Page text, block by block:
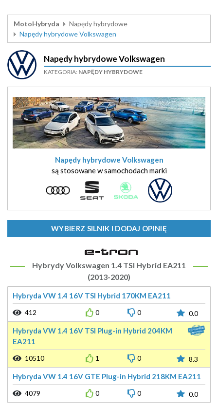
MotoHybryda
Napędy hybrydowe
Napędy hybrydowe Volkswagen
Napędy hybrydowe Volkswagen
KATEGORIA: NAPĘDY HYBRYDOWE
Napędy hybrydowe Volkswagen
są stosowane w samochodach marki
WYBIERZ SILNIK I DODAJ OPINIĘ
Hybrydy Volkswagen 1.4 TSI Hybrid EA211
(2013-2020)
Hybryda VW 1.4 16V TSI Hybrid 170KM EA211
412 0 0 0.0
Hybryda VW 1.4 16V TSI Plug-in Hybrid 204KM
EA211
10510 1 0 8.3
Hybryda VW 1.4 16V GTE Plug-in Hybrid 218KM EA211
4079 0 0 0.0